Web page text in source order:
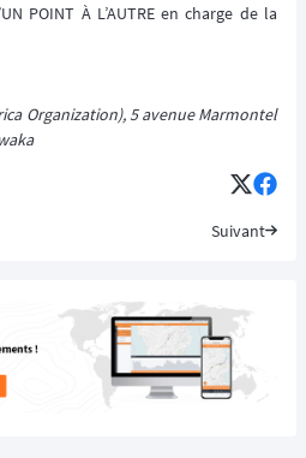
POINT À L’AUTRE en charge de la
Organization), 5 avenue Marmontel
Suivant